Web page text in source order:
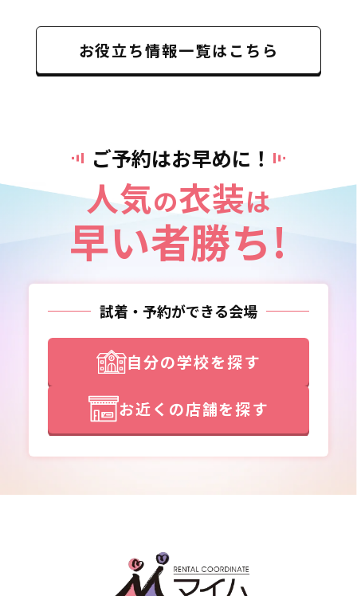
お役立ち情報一覧はこちら
ご予約はお早めに！
人気の衣装は
早い者勝ち!
試着・予約ができる会場
自分の学校を探す
お近くの店舗を探す